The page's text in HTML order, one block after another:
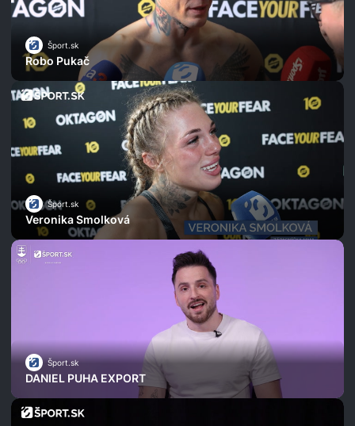
Šport.sk
Robo Pukač
Šport.sk
Veronika Smolková
Šport.sk
DANIEL PUHA EXPORT